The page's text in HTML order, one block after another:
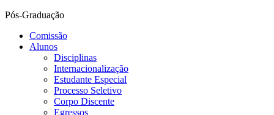
Pós-Graduação
Comissão
Alunos
Disciplinas
Internacionalização
Estudante Especial
Processo Seletivo
Corpo Discente
Egressos